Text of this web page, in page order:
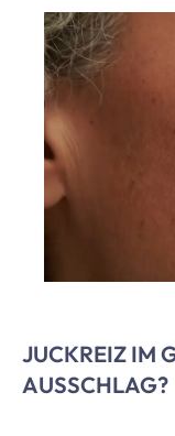
JUCKREIZ IM
AUSSCHLAG?